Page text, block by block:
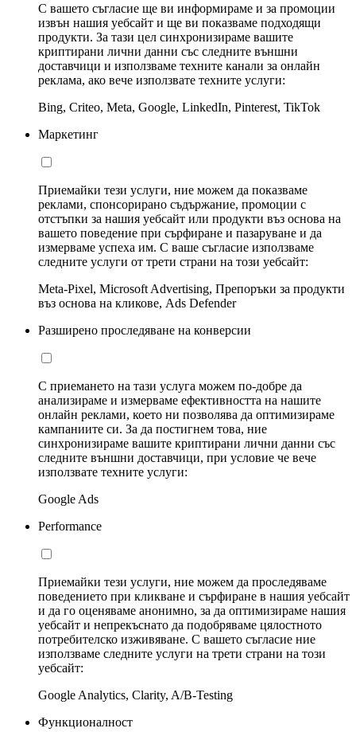
С вашето съгласие ще ви информираме и за промоции
извън нашия уебсайт и ще ви показваме подходящи
продукти. За тази цел синхронизираме вашите
криптирани лични данни със следните външни
доставчици и използваме техните канали за онлайн
реклама, ако вече използвате техните услуги:
Bing, Criteo, Meta, Google, LinkedIn, Pinterest, TikTok
Маркетинг
Приемайки тези услуги, ние можем да показваме
реклами, спонсорирано съдържание, промоции с
отстъпки за нашия уебсайт или продукти въз основа на
вашето поведение при сърфиране и пазаруване и да
измерваме успеха им. С ваше съгласие използваме
следните услуги от трети страни на този уебсайт:
Meta-Pixel, Microsoft Advertising, Препоръки за продукти
въз основа на кликове, Ads Defender
Разширено проследяване на конверсии
С приемането на тази услуга можем по-добре да
анализираме и измерваме ефективността на нашите
онлайн реклами, което ни позволява да оптимизираме
кампаниите си. За да постигнем това, ние
синхронизираме вашите криптирани лични данни със
следните външни доставчици, при условие че вече
използвате техните услуги:
Google Ads
Performance
Приемайки тези услуги, ние можем да проследяваме
поведението при кликване и сърфиране в нашия уебсайт
и да го оценяваме анонимно, за да оптимизираме нашия
уебсайт и непрекъснато да подобряваме цялостното
потребителско изживяване. С вашето съгласие ние
използваме следните услуги на трети страни на този
уебсайт:
Google Analytics, Clarity, A/B-Testing
Функционалност